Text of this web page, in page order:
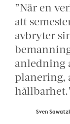
”När en
att
avbryter
anledning
planering,
Sven